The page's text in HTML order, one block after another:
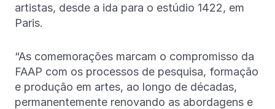
artistas, desde a ida para o estúdio 1422, em
Paris.
“As comemorações marcam o compromisso da
FAAP com os processos de pesquisa, formação
e produção em artes, ao longo de décadas,
permanentemente renovando as abordagens e